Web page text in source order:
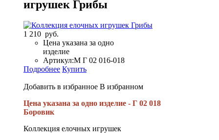
игрушек Грибы
1 210 руб.
Цена указана за одно
изделие
Артикул:М Г 02 016-018
Подробнее Купить
Добавить в избранное В избранном
Цена указана за одно изделие - Г 02 018
Боровик
Коллекция елочных игрушек